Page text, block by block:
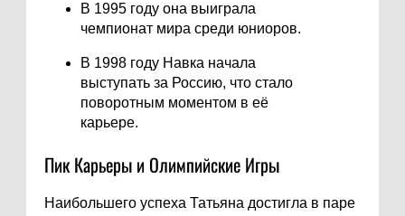
В 1995 году она выиграла
чемпионат мира среди юниоров.
В 1998 году Навка начала
выступать за Россию, что стало
поворотным моментом в её
карьере.
Пик Карьеры и Олимпийские Игры
Наибольшего успеха Татьяна достигла в паре